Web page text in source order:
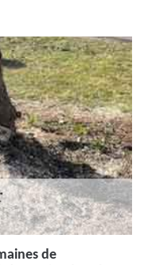
de